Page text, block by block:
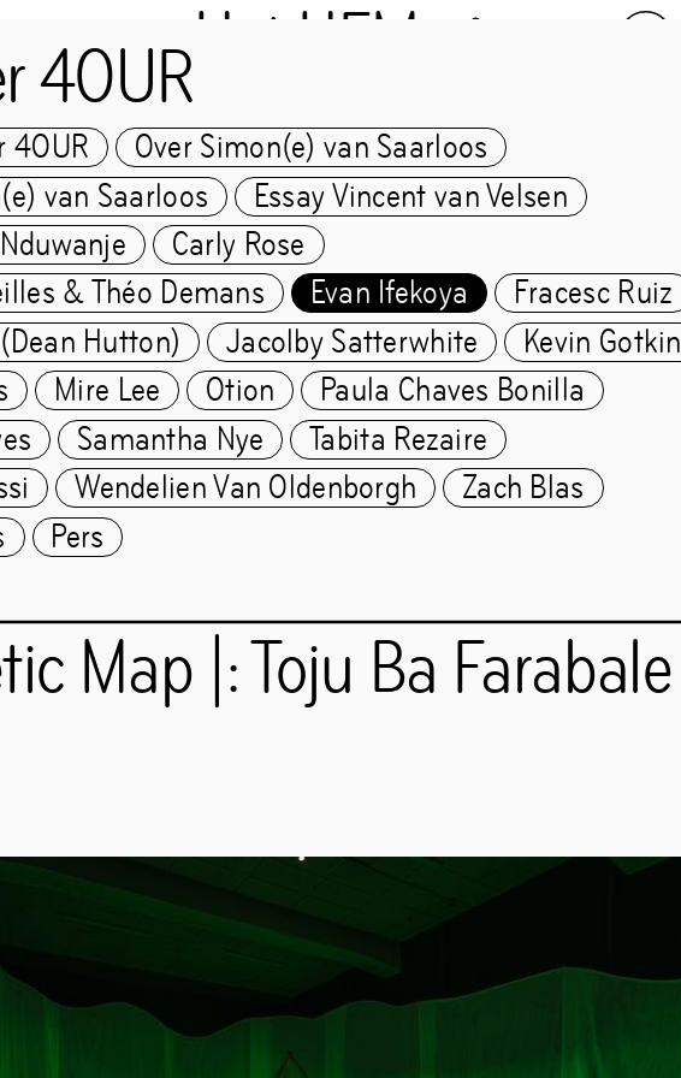
Het HEM
Chapter 4OUR
van Saarloos
nov,
4OUR
4OUR
Over Simon(e) van Saarloos
van Saarloos
Essay Vincent van Velsen
Carly Rose
& Théo Demans
Evan Ifekoya
Fracesc Ruiz
Hutton)
Jacolby Satterwhite
Kevin Gotkin
Mire Lee Otion
Paula Chaves Bonilla
Samantha Nye
Tabita Rezaire
Wendelien Van Oldenborgh
Zach Blas
Pers
Map |: Toju Ba Farabale